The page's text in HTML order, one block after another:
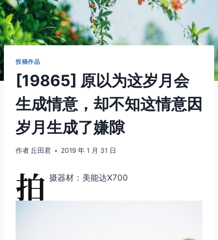
投稿作品
[19865] 原以为这岁月会
生成情意，却不知这情意因
岁月生成了嫌隙
作者 丘田君 2019 年 1 月 31 日
拍 摄器材：美能达X700